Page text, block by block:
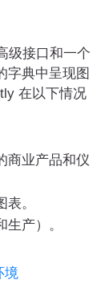
接口和一个
字典中呈现图
在以下情况
商业产品和仪
。
产）。
境